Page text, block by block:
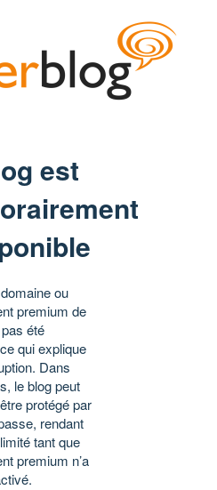
est
ou
premium de
été
qui explique
Dans
le blog peut
protégé par
rendant
tant que
premium n’a